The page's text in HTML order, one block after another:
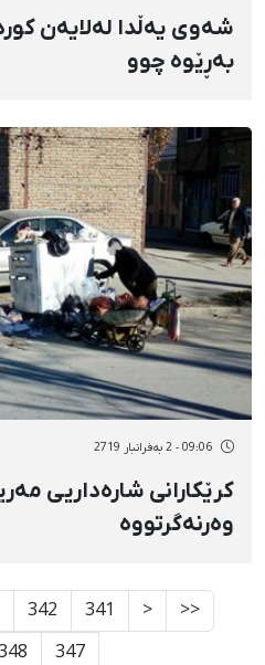
شەوی یەڵدا لەلایەن
بەڕێوە چوو
09:06 - 2 بەفرانبار 2719
وەرنەگرتووە
<<
<
341
342
347